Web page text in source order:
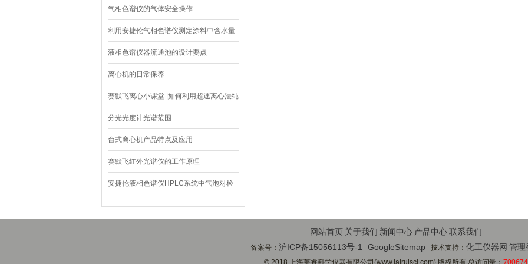
气相色谱仪的气体安全操作
利用安捷伦气相色谱仪测定涂料中含水量
液相色谱仪器流通池的设计要点
离心机的日常保养
赛默飞离心小课堂 |如何利用超速离心法纯
化外泌体
分光光度计光谱范围
台式离心机产品特点及应用
赛默飞红外光谱仪的工作原理
安捷伦液相色谱仪HPLC系统中气泡对检
测的影响及解决方法
网站首页 关于我们 新闻中心 产品中心联系我们
备案号： 沪ICP备15056113号-1 GoogleSitemap 技术支持： 化工仪器网 管理
© 2018 上海莱睿科学仪器有限公司(www.lairuisci.com) 版权所有 总访问量： 700674